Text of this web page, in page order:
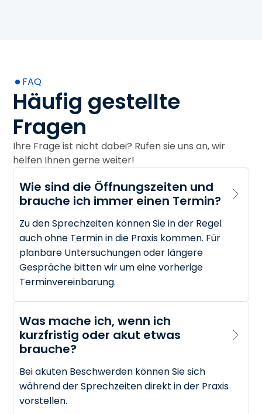
FAQ
Häufig gestellte
Fragen
Ihre Frage ist nicht dabei? Rufen sie uns an, wir
helfen Ihnen gerne weiter!
Wie sind die Öffnungszeiten und
brauche ich immer einen Termin?
Zu den Sprechzeiten können Sie in der Regel
auch ohne Termin in die Praxis kommen. Für
planbare Untersuchungen oder längere
Gespräche bitten wir um eine vorherige
Terminvereinbarung.
Was mache ich, wenn ich
kurzfristig oder akut etwas
brauche?
Bei akuten Beschwerden können Sie sich
während der Sprechzeiten direkt in der Praxis
vorstellen.